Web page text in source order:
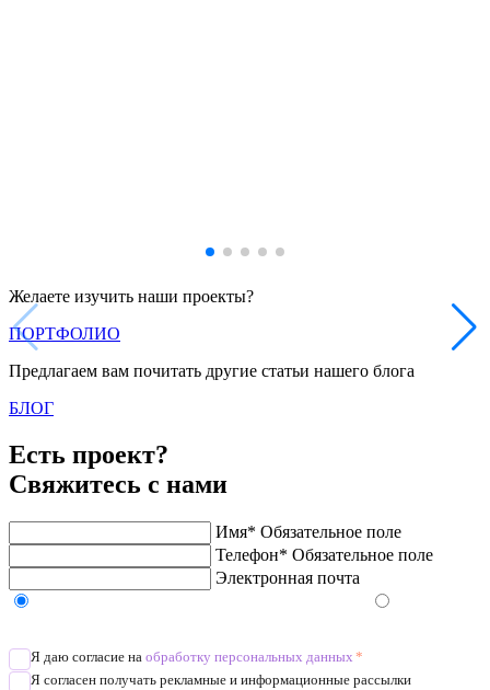
Желаете изучить наши проекты?
ПОРТФОЛИО
Предлагаем вам почитать другие статьи нашего блога
БЛОГ
Есть проект?
Свяжитесь с нами
Имя* Обязательное поле
Телефон* Обязательное поле
Электронная почта
Я даю согласие на обработку персональных данных *
Я согласен получать рекламные и информационные рассылки